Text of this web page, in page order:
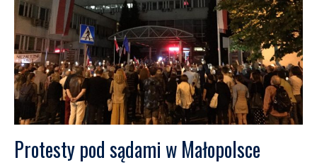
Protesty pod sądami w Małopolsce